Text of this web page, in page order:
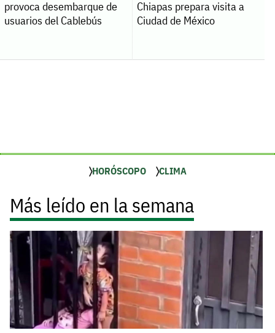
provoca desembarque de
usuarios del Cablebús
Chiapas prepara visita a
Ciudad de México
HORÓSCOPO CLIMA
Más leído en la semana